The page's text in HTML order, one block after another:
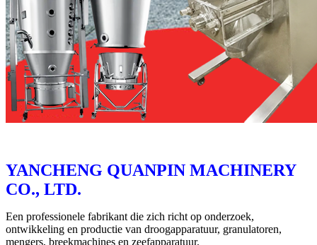
YANCHENG QUANPIN MACHINERY
CO., LTD.
Een professionele fabrikant die zich richt op onderzoek,
ontwikkeling en productie van droogapparatuur, granulatoren,
mengers, breekmachines en zeefapparatuur.